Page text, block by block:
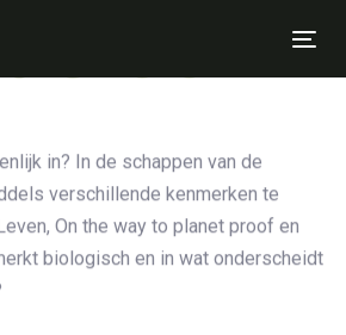
in? In de schappen van de
verschillende kenmerken te
On the way to planet proof en
biologisch en in wat onderscheidt